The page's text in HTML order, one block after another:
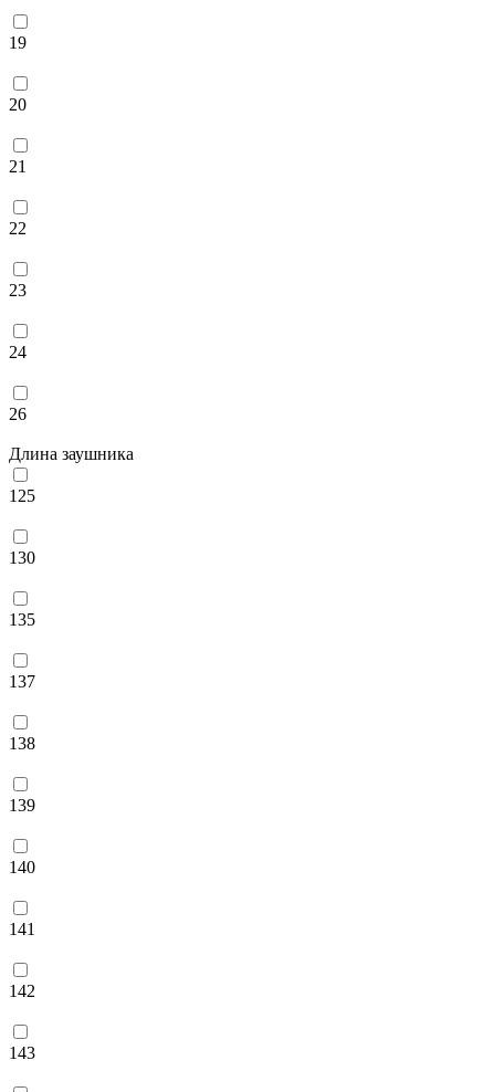
19
20
21
22
23
24
26
Длина заушника
125
130
135
137
138
139
140
141
142
143